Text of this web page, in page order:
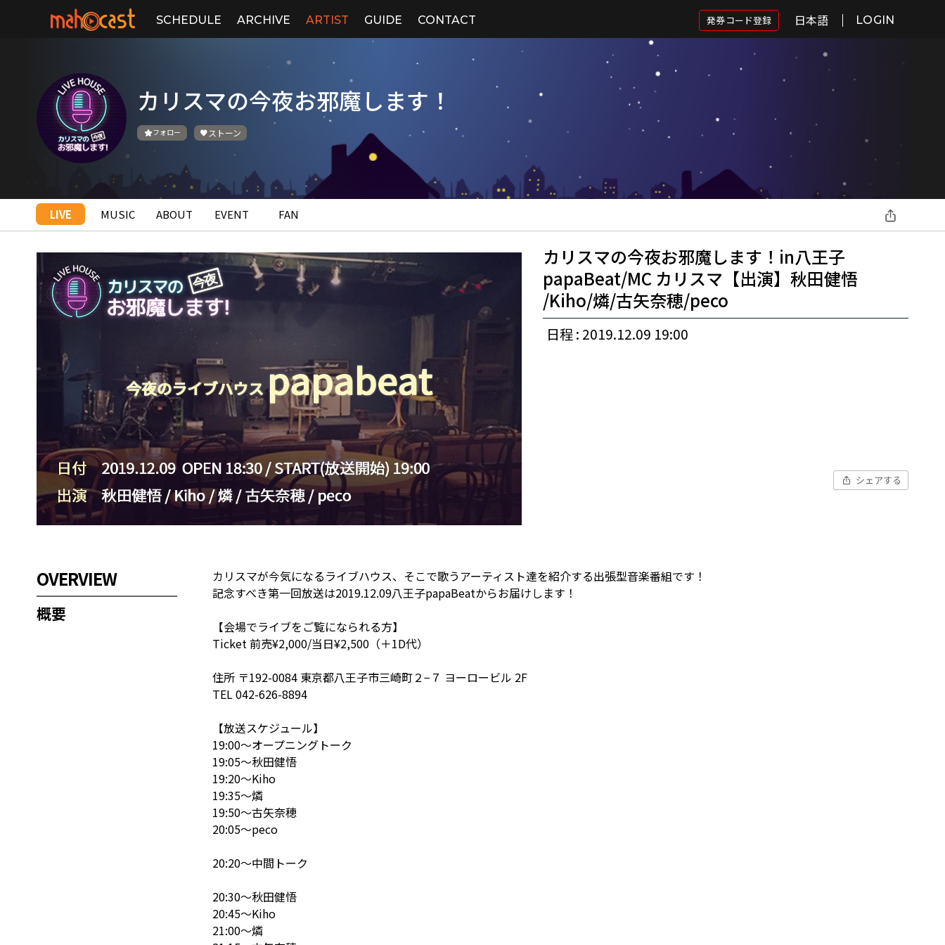
SCHEDULE ARCHIVE ARTIST GUIDE CONTACT 発券コード登録 日本語 LOGIN
カリスマの今夜お邪魔します！
フォロー ストーン
LIVE MUSIC ABOUT EVENT FAN
カリスマの今夜お邪魔します！in八王子
papaBeat/MC カリスマ【出演】秋田健悟
/Kiho/燐/古矢奈穂/peco
日程 : 2019.12.09 19:00
シェアする
OVERVIEW
概要
カリスマが今気になるライブハウス、そこで歌うアーティスト達を紹介する出張型音楽番組です！
記念すべき第一回放送は2019.12.09八王子papaBeatからお届けします！
【会場でライブをご覧になられる方】
Ticket 前売¥2,000/当日¥2,500（＋1D代）
住所 〒192-0084 東京都八王子市三崎町２−７ ヨーロービル 2F
TEL 042-626-8894
【放送スケジュール】
19:00～オープニングトーク
19:05～秋田健悟
19:20～Kiho
19:35～燐
19:50～古矢奈穂
20:05～peco
20:20～中間トーク
20:30～秋田健悟
20:45～Kiho
21:00～燐